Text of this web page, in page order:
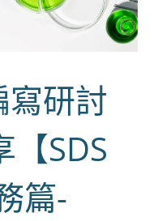
寫研討
【SDS
篇-